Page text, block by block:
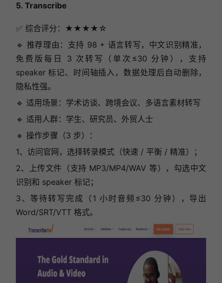
5. Transcribe
✅ 综合评分：★★★★☆
🔹 推荐理由：支持 98 + 语言转写，中文识别精准，
免费版每日 3 次转写（单次≤30 分钟），支持
speaker 标记、时间轴插入，数据处理后自动删除，
隐私性强。
🔹 适用场景：学术访谈、跨境会议、多语言素材转写
🔹 适用人群：学生、研究员、外贸人士
🔹 操作步骤（3 步）：
1、访问官网，选择转录模式（快速 / 平衡 / 精准）；
2、上传文件（支持 MP3/MP4/WAV 等），勾选中文
识别和 speaker 标记；
3、等待转写完成（1 小时音频≤30 分钟），导出
Word/SRT/VTT 格式。